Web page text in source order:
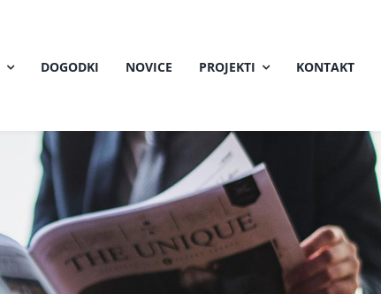
DOGODKI NOVICE PROJEKTI KONTAKT